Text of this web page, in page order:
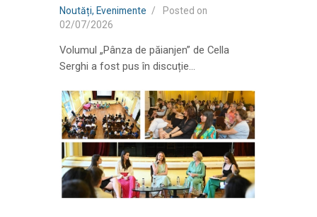
Noutăți, Evenimente
Posted on
02/07/2026
Volumul „Pânza de păianjen” de Cella
Serghi a fost pus în discuție…